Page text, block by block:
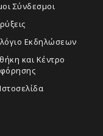
Σύνδεσμοι
Εκδηλώσεων
και Κέντρο